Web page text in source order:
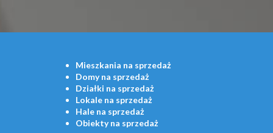
Mieszkania na sprzedaż
Domyna sprzedaż
Działki na sprzedaż
Lokalena sprzedaż
Halena sprzedaż
Obiektyna sprzedaż